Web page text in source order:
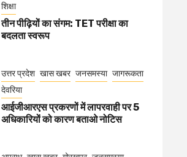
शिक्षा
तीन पीढ़ियों का संगम: TET परीक्षा का
बदलता स्वरूप
उत्तर प्रदेश खास खबर जनसमस्या जागरूकता
देवरिया
आईजीआरएस प्रकरणों में लापरवाही पर 5
अधिकारियों को कारण बताओ नोटिस